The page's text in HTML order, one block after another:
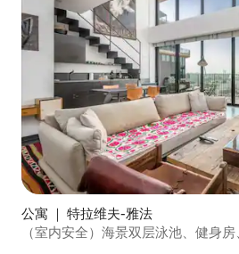
公寓 ｜ 特拉维夫-雅法
（室内安全）海景双层泳池、健身